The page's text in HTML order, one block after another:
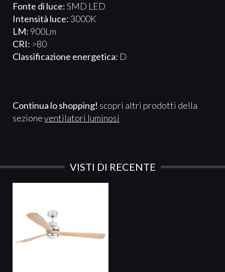
Fonte di luce:SMD LED
Intensità luce: 3000K
LM: 900Lm
CRI: >80
Classificazione energetica: D
Continua lo shopping! scopri altri prodotti della
sezioneventilatori luminosi
VISTI DI RECENTE